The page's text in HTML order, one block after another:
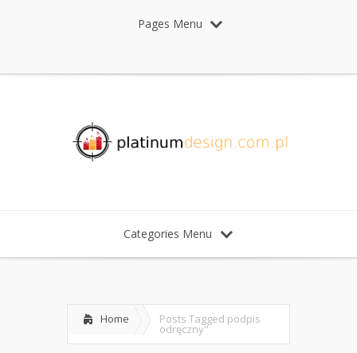
Pages Menu
Categories Menu
Home Posts Tagged podpis
odręczny"